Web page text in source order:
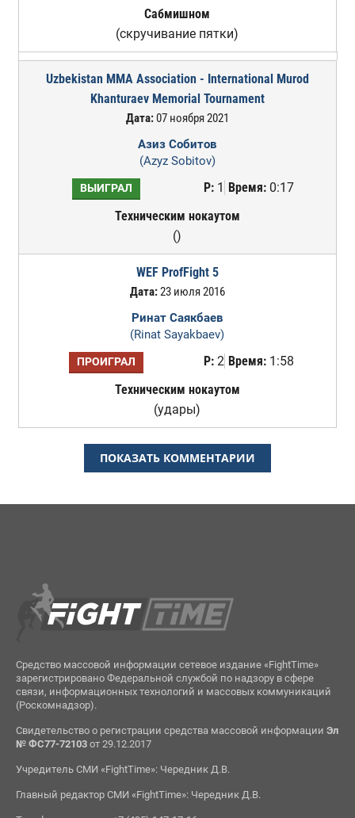
Сабмишном
(скручивание пятки)
Uzbekistan MMA Association - International Murod
Khanturaev Memorial Tournament
Дата:07 ноября 2021
Азиз Собитов
(Azyz Sobitov)
ВЫИГРАЛ Р:1 Время:0:17
Техническим нокаутом
()
WEF ProfFight 5
Дата:23 июля 2016
Ринат Саякбаев
(Rinat Sayakbaev)
ПРОИГРАЛ Р:2 Время:1:58
Техническим нокаутом
(удары)
ПОКАЗАТЬ КОММЕНТАРИИ
Средство массовой информации сетевое издание «FightTime»
зарегистрировано Федеральной службой по надзору в сфере
связи, информационных технологий и массовых коммуникаций
(Роскомнадзор).
Свидетельство о регистрации средства массовой информации Эл
№ ФС77-72103от 29.12.2017
Учредитель СМИ «FightTime»: Чередник Д.В.
Главный редактор СМИ «FightTime»: Чередник Д.В.